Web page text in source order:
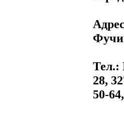
Адрес
Тел.:
28,
50-